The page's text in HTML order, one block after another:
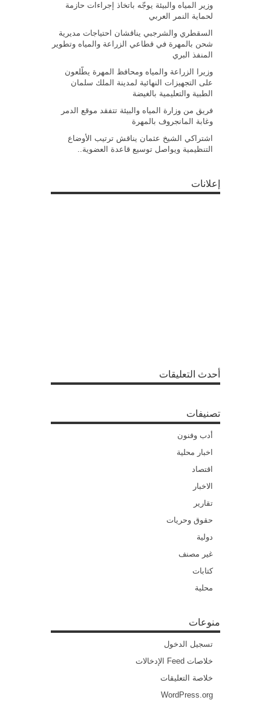
وزير المياه والبيئة يوجّه باتخاذ إجراءات حازمة
لحماية النمر العربي
السقطري والشرجبي يناقشان احتياجات مديرية
شحن بالمهرة في قطاعي الزراعة والمياه وتطوير
المنفذ البري
وزيرا الزراعة والمياه ومحافظ المهرة يطّلعون
على التجهيزات النهائية لمدينة الملك سلمان
الطبية والتعليمية بالغيضة
فريق من وزارة المياه والبيئة تتفقد موقع الدمر
وغابة المانجروف بالمهرة
اشتراكي الشيخ عثمان يناقش ترتيب الأوضاع
التنظيمية ويواصل توسيع قاعدة العضوية..
إعلانات
أحدث التعليقات
تصنيفات
أدب وفنون
اخبار محلية
اقتصاد
الاخبار
تقارير
حقوق وحريات
دولية
غير مصنف
كتابات
محلية
منوعات
تسجيل الدخول
خلاصات Feed الإدخالات
خلاصة التعليقات
WordPress.org